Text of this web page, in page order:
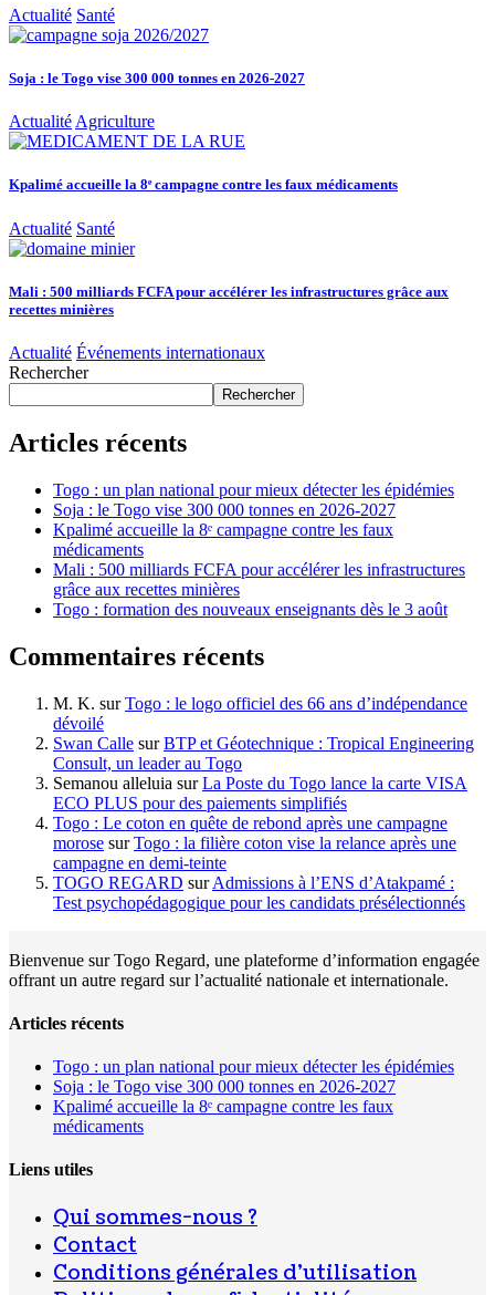
Actualité Santé
Soja : le Togo vise 300 000 tonnes en 2026-2027
Actualité Agriculture
Kpalimé accueille la 8ᵉ campagne contre les faux médicaments
Actualité Santé
Mali : 500 milliards FCFA pour accélérer les infrastructures grâce aux
recettes minières
Actualité Événements internationaux
Rechercher
Rechercher
Articles récents
Togo : un plan national pour mieux détecter les épidémies
Soja : le Togo vise 300 000 tonnes en 2026-2027
Kpalimé accueille la 8ᵉ campagne contre les faux
médicaments
Mali : 500 milliards FCFA pour accélérer les infrastructures
grâce aux recettes minières
Togo : formation des nouveaux enseignants dès le 3 août
Commentaires récents
M. K. surTogo : le logo officiel des 66 ans d’indépendance
dévoilé
Swan Calle surBTP et Géotechnique : Tropical Engineering
Consult, un leader au Togo
Semanou alleluia surLa Poste du Togo lance la carte VISA
ECO PLUS pour des paiements simplifiés
Togo : Le coton en quête de rebond après une campagne
morose surTogo : la filière coton vise la relance après une
campagne en demi-teinte
TOGO REGARD surAdmissions à l’ENS d’Atakpamé :
Test psychopédagogique pour les candidats présélectionnés
Bienvenue sur Togo Regard, une plateforme d’information engagée
offrant un autre regard sur l’actualité nationale et internationale.
Articles récents
Togo : un plan national pour mieux détecter les épidémies
Soja : le Togo vise 300 000 tonnes en 2026-2027
Kpalimé accueille la 8ᵉ campagne contre les faux
médicaments
Liens utiles
Qui sommes-nous ?
Contact
Conditions générales d’utilisation